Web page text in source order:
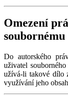
Omezení
soubornému
Do autorského
uživatel
užívá-li takové dílo
využívání jeho